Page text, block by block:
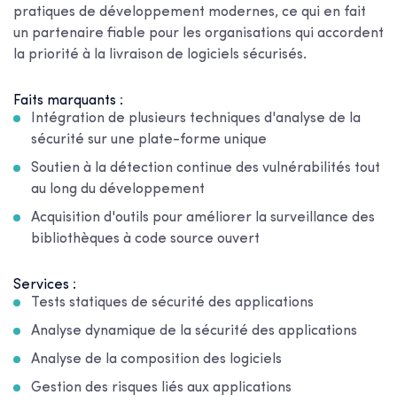
pratiques de développement modernes, ce qui en fait
un partenaire fiable pour les organisations qui accordent
la priorité à la livraison de logiciels sécurisés.
Faits marquants :
Intégration de plusieurs techniques d'analyse de la
sécurité sur une plate-forme unique
Soutien à la détection continue des vulnérabilités tout
au long du développement
Acquisition d'outils pour améliorer la surveillance des
bibliothèques à code source ouvert
Services :
Tests statiques de sécurité des applications
Analyse dynamique de la sécurité des applications
Analyse de la composition des logiciels
Gestion des risques liés aux applications